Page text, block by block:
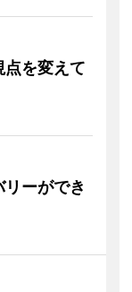
を変えて
リーができ